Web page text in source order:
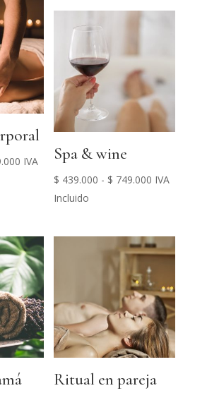
desde
Rango
precios:
$ 419.000
hasta
$ 769.000
IVA
Spa & wine
$ 439.000 - $ 749.000 Rango
desde
$ 439.000
hasta
$ 749.000
IVA
Incluido
Ritual en pareja